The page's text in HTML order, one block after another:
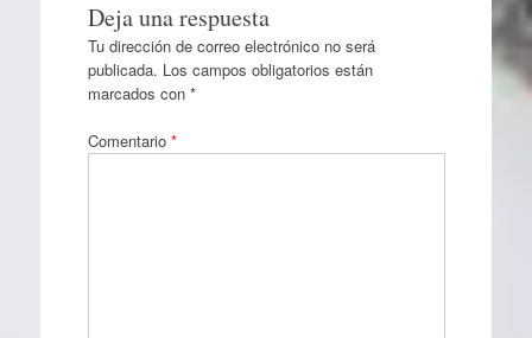
Deja una respuesta
Tu dirección de correo electrónico no será
publicada. Los campos obligatorios están
marcados con *
Comentario *